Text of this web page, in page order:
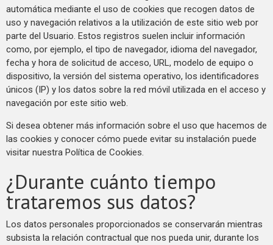
automática mediante el uso de cookies que recogen datos de
uso y navegación relativos a la utilización de este sitio web por
parte del Usuario. Estos registros suelen incluir información
como, por ejemplo, el tipo de navegador, idioma del navegador,
fecha y hora de solicitud de acceso, URL, modelo de equipo o
dispositivo, la versión del sistema operativo, los identificadores
únicos (IP) y los datos sobre la red móvil utilizada en el acceso y
navegación por este sitio web.
Si desea obtener más información sobre el uso que hacemos de
las cookies y conocer cómo puede evitar su instalación puede
visitar nuestra Política de Cookies.
¿Durante cuánto tiempo
trataremos sus datos?
Los datos personales proporcionados se conservarán mientras
subsista la relación contractual que nos pueda unir, durante los